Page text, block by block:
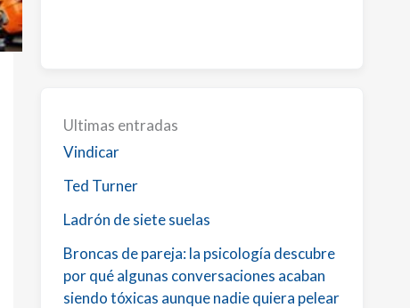
Ultimas entradas
Vindicar
Ted Turner
Ladrón de siete suelas
Broncas de pareja: la psicología descubre
por qué algunas conversaciones acaban
siendo tóxicas aunque nadie quiera pelear